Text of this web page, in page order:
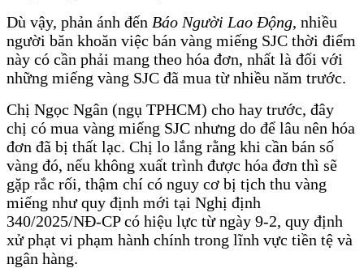
Dù vậy, phản ánh đến Báo Người Lao Động, nhiều
người băn khoăn việc bán vàng miếng SJC thời điểm
này có cần phải mang theo hóa đơn, nhất là đối với
những miếng vàng SJC đã mua từ nhiều năm trước.
Chị Ngọc Ngân (ngụ TPHCM) cho hay trước, đây
chị có mua vàng miếng SJC nhưng do để lâu nên hóa
đơn đã bị thất lạc. Chị lo lắng rằng khi cần bán số
vàng đó, nếu không xuất trình được hóa đơn thì sẽ
gặp rắc rối, thậm chí có nguy cơ bị tịch thu vàng
miếng như quy định mới tại Nghị định
340/2025/NĐ-CP có hiệu lực từ ngày 9-2, quy định
xử phạt vi phạm hành chính trong lĩnh vực tiền tệ và
ngân hàng.